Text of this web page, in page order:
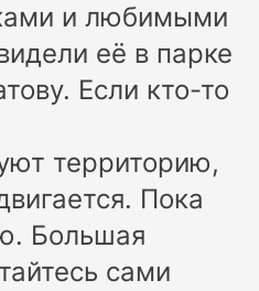
и любимыми
её в парке
Если кто-то
территорию,
Пока
Большая
сами